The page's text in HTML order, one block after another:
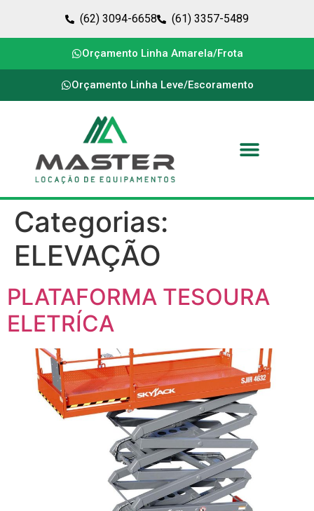
(62) 3094-6658 (61) 3357-5489
Orçamento Linha Amarela/Frota
Orçamento Linha Leve/Escoramento
Categorias:
ELEVAÇÃO
PLATAFORMA TESOURA
ELETRÍCA